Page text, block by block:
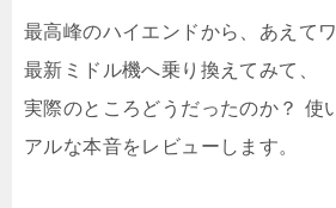
最高峰のハイエンドから、あえて
最新ミドル機へ乗り換えてみて、
実際のところどうだったのか？ 使
アルな本音をレビューします。